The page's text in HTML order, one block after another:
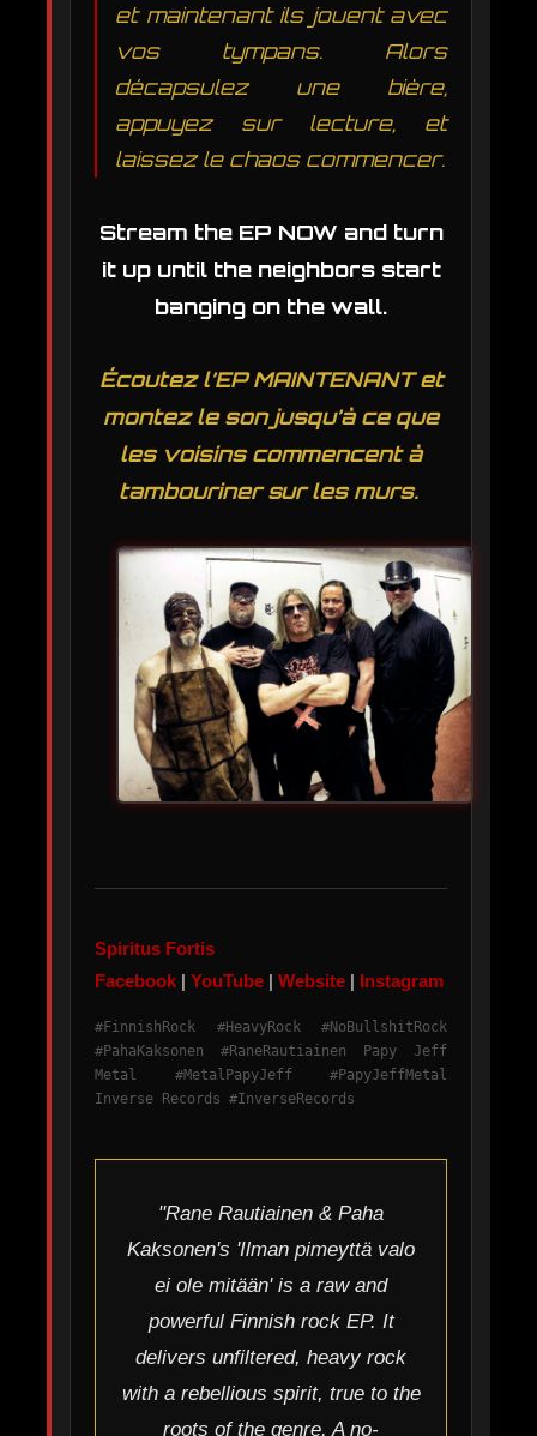
et maintenant ils jouent avec
vos tympans. Alors
décapsulez une bière,
appuyez sur lecture, et
laissez le chaos commencer.
Stream the EP NOW and turn
it up until the neighbors start
banging on the wall.
Écoutez l’EP MAINTENANT et
montez le son jusqu’à ce que
les voisins commencent à
tambouriner sur les murs.
Spiritus Fortis
Facebook | YouTube | Website | Instagram
#FinnishRock #HeavyRock #NoBullshitRock
#PahaKaksonen #RaneRautiainen Papy Jeff
Metal #MetalPapyJeff #PapyJeffMetal
Inverse Records #InverseRecords
"Rane Rautiainen & Paha
Kaksonen's 'Ilman pimeyttä valo
ei ole mitään' is a raw and
powerful Finnish rock EP. It
delivers unfiltered, heavy rock
with a rebellious spirit, true to the
roots of the genre. A no-